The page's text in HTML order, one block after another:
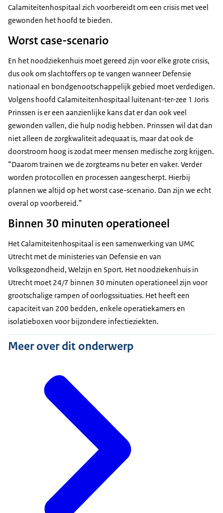
Calamiteitenhospitaal zich voorbereidt om een crisis met veel
gewonden het hoofd te bieden.
Worst case-scenario
En het noodziekenhuis moet gereed zijn voor elke grote crisis,
dus ook om slachtoffers op te vangen wanneer Defensie
nationaal en bondgenootschappelijk gebied moet verdedigen.
Volgens hoofd Calamiteitenhospitaal luitenant-ter-zee 1 Joris
Prinssen is er een aanzienlijke kans dat er dan ook veel
gewonden vallen, die hulp nodig hebben. Prinssen wil dat dan
niet alleen de zorgkwaliteit adequaat is, maar dat ook de
doorstroom hoog is zodat meer mensen medische zorg krijgen.
“Daarom trainen we de zorgteams nu beter en vaker. Verder
worden protocollen en processen aangescherpt. Hierbij
plannen we altijd op het worst case-scenario. Dan zijn we echt
overal op voorbereid.”
Binnen 30 minuten operationeel
Het Calamiteitenhospitaal is een samenwerking van UMC
Utrecht met de ministeries van Defensie en van
Volksgezondheid, Welzijn en Sport. Het noodziekenhuis in
Utrecht moet 24/7 binnen 30 minuten operationeel zijn voor
grootschalige rampen of oorlogssituaties. Het heeft een
capaciteit van 200 bedden, enkele operatiekamers en
isolatieboxen voor bijzondere infectieziekten.
Meer over dit onderwerp